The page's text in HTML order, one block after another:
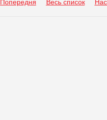
Попередня Весь список